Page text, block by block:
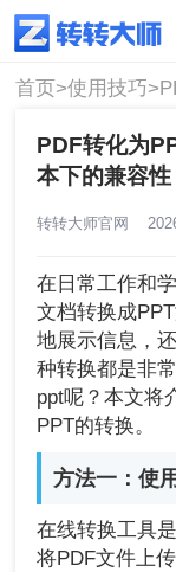
使用技巧
首页>使用技巧>
PDF转化为
本下的兼容性
转转大师官网
在日常工作和
文档转换成
地展示信息，
种转换都是非
ppt呢？本文将
PPT的转换。
方法一：使
在线转换工具
将PDF文件上